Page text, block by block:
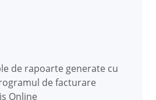
de rapoarte generate cu
de facturare
Online